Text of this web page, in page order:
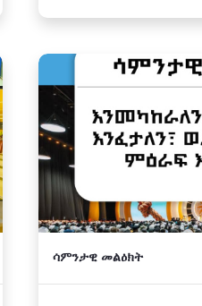
ሳምንታዊ መልዕክት